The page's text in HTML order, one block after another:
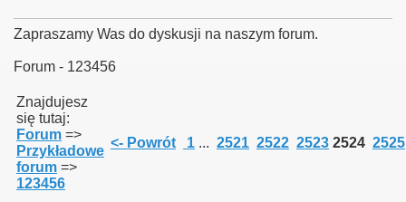
Zapraszamy Was do dyskusji na naszym forum.
Forum - 123456
Znajdujesz
się tutaj:
Forum =>
Przykładowe
forum =>
123456
<- Powrót 1 ... 2521 2522 2523 2524 2525